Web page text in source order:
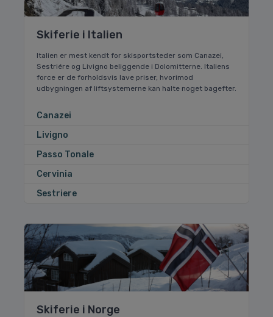
Skiferie i Italien
Italien er mest kendt for skisportsteder som Canazei,
Sestriére og Livigno beliggende i Dolomitterne. Italiens
force er de forholdsvis lave priser, hvorimod
udbygningen af liftsystemerne kan halte noget bagefter.
Canazei
Livigno
Passo Tonale
Cervinia
Sestriere
Skiferie i Norge